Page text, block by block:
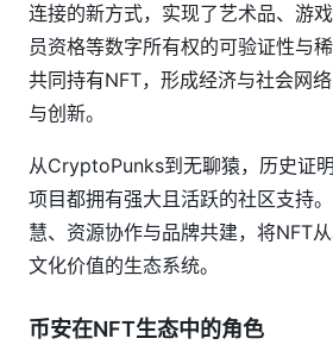
连接的新方式，实现了艺术品、游
员资格等数字所有权的可验证性与
共同持有NFT，形成经济与社会网
与创新。
从CryptoPunks到无聊猿，历史证
项目都拥有强大且活跃的社区支持
慧、资源协作与品牌共建，将NFT
文化价值的生态系统。
币安在NFT生态中的角色